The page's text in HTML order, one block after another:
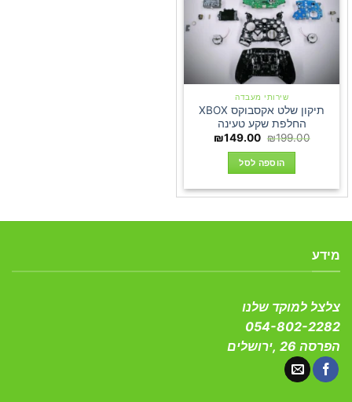
שירותי מעבדה
תיקון שלט אקסבוקס XBOX
החלפת שקע טעינה
₪199.00
המחיר
היה:
₪199.00.
₪149.00
הוספה לסל
מידע
צלצל למוקד שלנו
054-802-2282
הפרסה 26 ,ירושלים